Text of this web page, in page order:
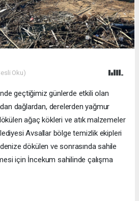
Oku)
geçtiğimiz günlerde etkili olan
dağlardan, derelerden yağmur
ağaç kökleri ve atık malzemeler
Avsallar bölge temizlik ekipleri
dökülen ve sonrasında sahile
için İncekum sahilinde çalışma